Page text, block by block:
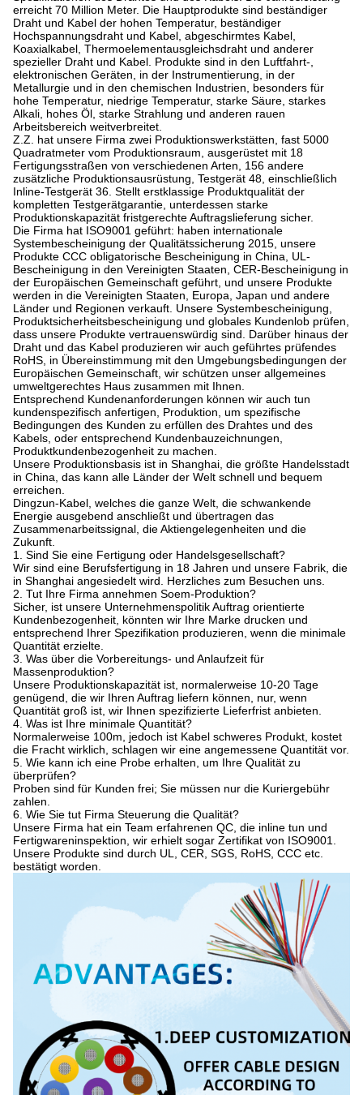
erreicht 70 Million Meter. Die Hauptprodukte sind beständiger
Draht und Kabel der hohen Temperatur, beständiger
Hochspannungsdraht und Kabel, abgeschirmtes Kabel,
Koaxialkabel, Thermoelementausgleichsdraht und anderer
spezieller Draht und Kabel. Produkte sind in den Luftfahrt-,
elektronischen Geräten, in der Instrumentierung, in der
Metallurgie und in den chemischen Industrien, besonders für
hohe Temperatur, niedrige Temperatur, starke Säure, starkes
Alkali, hohes Öl, starke Strahlung und anderen rauen
Arbeitsbereich weitverbreitet.
Z.Z. hat unsere Firma zwei Produktionswerkstätten, fast 5000
Quadratmeter vom Produktionsraum, ausgerüstet mit 18
Fertigungsstraßen von verschiedenen Arten, 156 andere
zusätzliche Produktionsausrüstung, Testgerät 48, einschließlich
Inline-Testgerät 36. Stellt erstklassige Produktqualität der
kompletten Testgerätgarantie, unterdessen starke
Produktionskapazität fristgerechte Auftragslieferung sicher.
Die Firma hat ISO9001 geführt: haben internationale
Systembescheinigung der Qualitätssicherung 2015, unsere
Produkte CCC obligatorische Bescheinigung in China, UL-
Bescheinigung in den Vereinigten Staaten, CER-Bescheinigung in
der Europäischen Gemeinschaft geführt, und unsere Produkte
werden in die Vereinigten Staaten, Europa, Japan und andere
Länder und Regionen verkauft. Unsere Systembescheinigung,
Produktsicherheitsbescheinigung und globales Kundenlob prüfen,
dass unsere Produkte vertrauenswürdig sind. Darüber hinaus der
Draht und das Kabel produzieren wir auch geführtes prüfendes
RoHS, in Übereinstimmung mit den Umgebungsbedingungen der
Europäischen Gemeinschaft, wir schützen unser allgemeines
umweltgerechtes Haus zusammen mit Ihnen.
Entsprechend Kundenanforderungen können wir auch tun
kundenspezifisch anfertigen, Produktion, um spezifische
Bedingungen des Kunden zu erfüllen des Drahtes und des
Kabels, oder entsprechend Kundenbauzeichnungen,
Produktkundenbezogenheit zu machen.
Unsere Produktionsbasis ist in Shanghai, die größte Handelsstadt
in China, das kann alle Länder der Welt schnell und bequem
erreichen.
Dingzun-Kabel, welches die ganze Welt, die schwankende
Energie ausgebend anschließt und übertragen das
Zusammenarbeitssignal, die Aktiengelegenheiten und die
Zukunft.
1. Sind Sie eine Fertigung oder Handelsgesellschaft?
Wir sind eine Berufsfertigung in 18 Jahren und unsere Fabrik, die
in Shanghai angesiedelt wird. Herzliches zum Besuchen uns.
2. Tut Ihre Firma annehmen Soem-Produktion?
Sicher, ist unsere Unternehmenspolitik Auftrag orientierte
Kundenbezogenheit, könnten wir Ihre Marke drucken und
entsprechend Ihrer Spezifikation produzieren, wenn die minimale
Quantität erzielte.
3. Was über die Vorbereitungs- und Anlaufzeit für
Massenproduktion?
Unsere Produktionskapazität ist, normalerweise 10-20 Tage
genügend, die wir Ihren Auftrag liefern können, nur, wenn
Quantität groß ist, wir Ihnen spezifizierte Lieferfrist anbieten.
4. Was ist Ihre minimale Quantität?
Normalerweise 100m, jedoch ist Kabel schweres Produkt, kostet
die Fracht wirklich, schlagen wir eine angemessene Quantität vor.
5. Wie kann ich eine Probe erhalten, um Ihre Qualität zu
überprüfen?
Proben sind für Kunden frei; Sie müssen nur die Kuriergebühr
zahlen.
6. Wie Sie tut Firma Steuerung die Qualität?
Unsere Firma hat ein Team erfahrenen QC, die inline tun und
Fertigwareninspektion, wir erhielt sogar Zertifikat von ISO9001.
Unsere Produkte sind durch UL, CER, SGS, RoHS, CCC etc.
bestätigt worden.